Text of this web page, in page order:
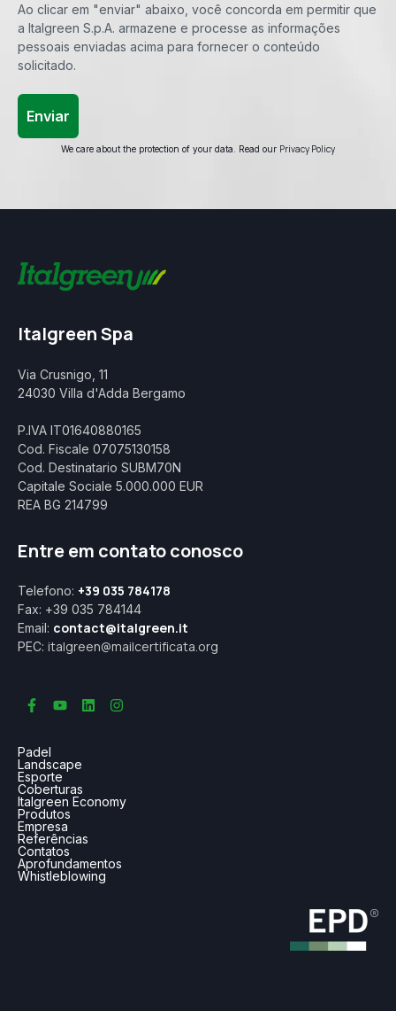
Ao clicar em "enviar" abaixo, você concorda em permitir que
a Italgreen S.p.A. armazene e processe as informações
pessoais enviadas acima para fornecer o conteúdo
solicitado.
We care about the protection of your data. Read our Privacy Policy
Italgreen Spa
Via Crusnigo, 11
24030 Villa d'Adda Bergamo
P.IVA IT01640880165
Cod. Fiscale 07075130158
Cod. Destinatario SUBM70N
Capitale Sociale 5.000.000 EUR
REA BG 214799
Entre em contato conosco
Telefono: +39 035 784178
Fax: +39 035 784144
Email: contact@italgreen.it
PEC: italgreen@mailcertificata.org
Padel
Landscape
Esporte
Coberturas
Italgreen Economy
Produtos
Empresa
Referências
Contatos
Aprofundamentos
Whistleblowing